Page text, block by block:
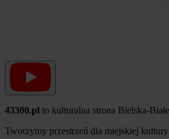
43300.pl to kulturalna strona Bielska-
Tworzymy przestrzeń dla miejskiej